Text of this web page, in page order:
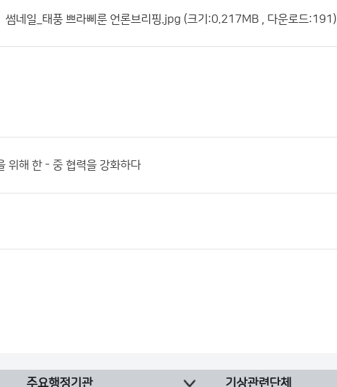
썸네일_태풍 쁘라삐룬 언론브리핑.jpg (크기:0.217MB , 다운로드:191)
위해 한 - 중 협력을 강화하다
주요행정기관 기상관련단체